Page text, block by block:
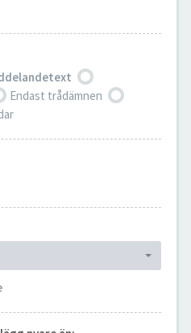
Endast trådämnen